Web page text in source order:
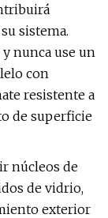
sistema.
nunca use un
con
resistente a
de superficie
núcleos de
de vidrio,
exterior